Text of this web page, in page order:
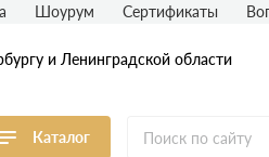
и Ленинградской области
Каталог
Шоурум Сертификаты